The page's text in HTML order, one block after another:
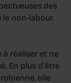
des
non-labour.
réaliser et ne
En plus d’être
elle